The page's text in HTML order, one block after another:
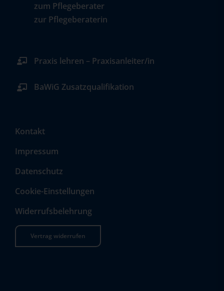
zum Pflegeberater
zur Pflegeberaterin
Praxis lehren – Praxisanleiter/in
BaWiG Zusatzqualifikation
Kontakt
Impressum
Datenschutz
Cookie-Einstellungen
Widerrufsbelehrung
Vertrag widerrufen